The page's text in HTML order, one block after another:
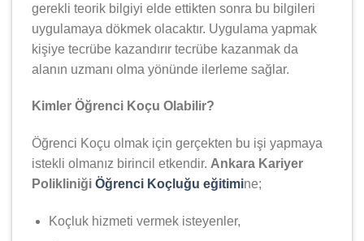
gerekli teorik bilgiyi elde ettikten sonra bu bilgileri
uygulamaya dökmek olacaktır. Uygulama yapmak
kişiye tecrübe kazandırır tecrübe kazanmak da
alanın uzmanı olma yönünde ilerleme sağlar.
Kimler Öğrenci Koçu Olabilir?
Öğrenci Koçu olmak için gerçekten bu işi yapmaya
istekli olmanız birincil etkendir. Ankara Kariyer
Polikliniği Öğrenci Koçluğu eğitimine;
Koçluk hizmeti vermek isteyenler,